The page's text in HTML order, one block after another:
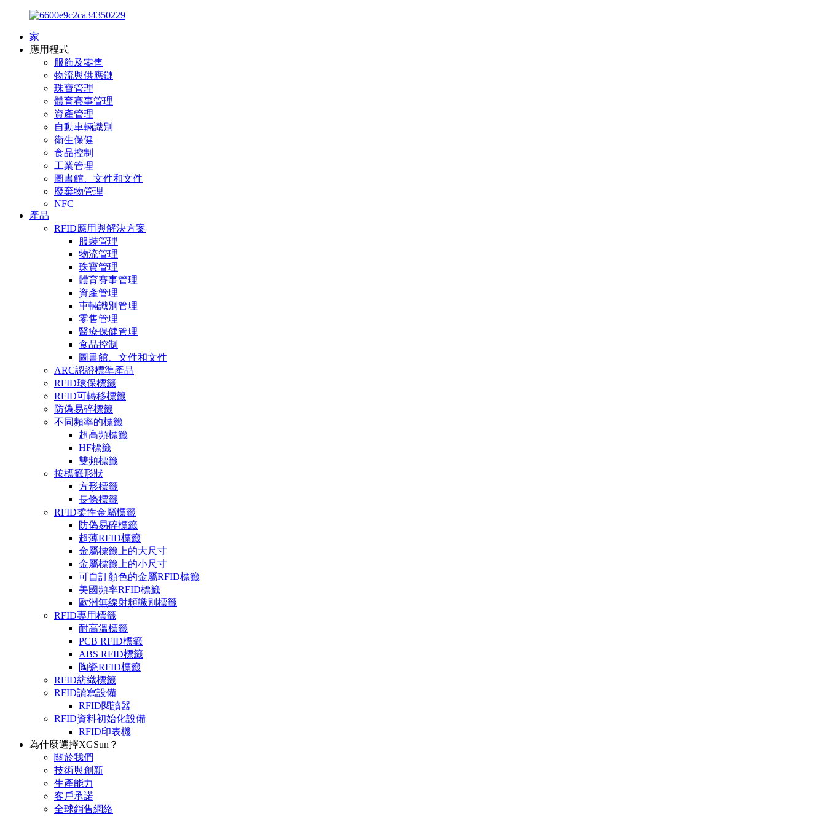
家
應用程式
服飾及零售
物流與供應鏈
珠寶管理
體育賽事管理
資產管理
自動車輛識別
衛生保健
食品控制
工業管理
圖書館、文件和文件
廢棄物管理
NFC
產品
RFID應用與解決方案
服裝管理
物流管理
珠寶管理
體育賽事管理
資產管理
車輛識別管理
零售管理
醫療保健管理
食品控制
圖書館、文件和文件
ARC認證標準產品
RFID環保標籤
RFID可轉移標籤
防偽易碎標籤
不同頻率的標籤
超高頻標籤
HF標籤
雙頻標籤
按標籤形狀
方形標籤
長條標籤
RFID柔性金屬標籤
防偽易碎標籤
超薄RFID標籤
金屬標籤上的大尺寸
金屬標籤上的小尺寸
可自訂顏色的金屬RFID標籤
美國頻率RFID標籤
歐洲無線射頻識別標籤
RFID專用標籤
耐高溫標籤
PCB RFID標籤
ABS RFID標籤
陶瓷RFID標籤
RFID紡織標籤
RFID讀寫設備
RFID閱讀器
RFID資料初始化設備
RFID印表機
為什麼選擇XGSun？
關於我們
技術與創新
生產能力
客戶承諾
全球銷售網絡